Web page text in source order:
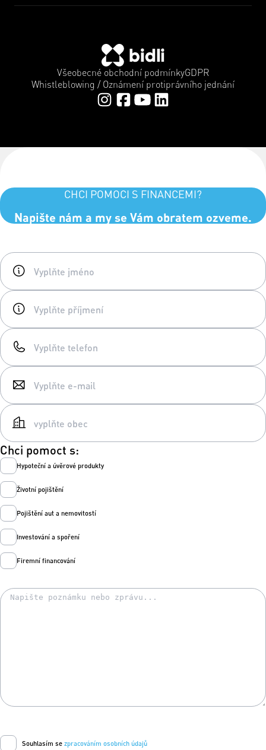
Všeobecné obchodní podmínkyGDPR
Whistleblowing / Oznámení protiprávního jednání
CHCI POMOCI S FINANCEMI?
Napište nám a my se Vám obratem ozveme.
Chci pomoct s:
Hypoteční a úvěrové produkty
Životní pojištění
Pojištění aut a nemovitostí
Investování a spoření
Firemní financování
Souhlasím se zpracováním osobních údajů